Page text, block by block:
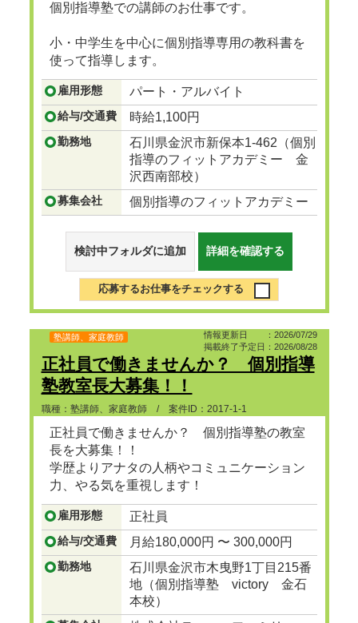
個別指導塾での講師のお仕事です。
小・中学生を中心に個別指導専用の教科書を
使って指導します。
...つづきを見る
雇用形態 パート・アルバイト
給与/交通費 時給1,100円
勤務地
石川県金沢市新保本1-462（個別
指導のフィットアカデミー 金
沢西南部校）
募集会社 個別指導のフィットアカデミー
検討中フォルダに追加 詳細を確認する
応募するお仕事をチェックする
情報更新日 ：2026/07/29
掲載終了予定日：2026/08/28
塾講師、家庭教師
正社員で働きませんか？ 個別指導
塾教室長大募集！！
職種：塾講師、家庭教師 / 案件ID：2017-1-1
正社員で働きませんか？ 個別指導塾の教室
長を大募集！！
学歴よりアナタの人柄やコミュニケーション
力、やる気を重視します！
...つづきを見る
雇用形態 正社員
給与/交通費 月給180,000円 〜 300,000円
勤務地
石川県金沢市木曳野1丁目215番
地（個別指導塾 victory 金石
本校）